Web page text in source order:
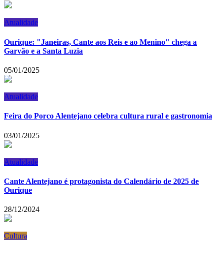
Atualidade
Ourique: "Janeiras, Cante aos Reis e ao Menino" chega a
Garvão e a Santa Luzia
05/01/2025
Atualidade
Feira do Porco Alentejano celebra cultura rural e gastronomia
03/01/2025
Atualidade
Cante Alentejano é protagonista do Calendário de 2025 de
Ourique
28/12/2024
Cultura